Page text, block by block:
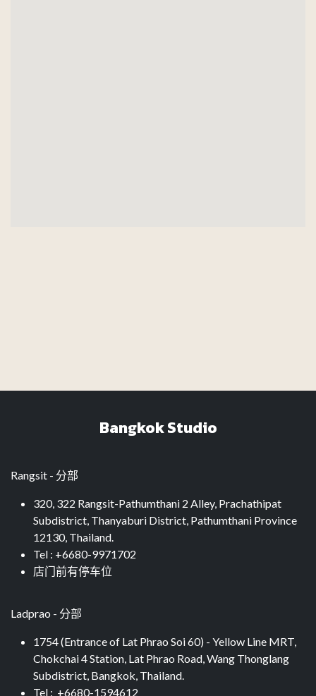
Bangkok Studio
Rangsit - 分部
320, 322 Rangsit-Pathumthani 2 Alley, Prachathipat
Subdistrict, Thanyaburi District, Pathumthani Province
12130, Thailand.
Tel : +6680-9971702
店门前有停车位
Ladprao - 分部
1754 (Entrance of Lat Phrao Soi 60) - Yellow Line MRT,
Chokchai 4 Station, Lat Phrao Road, Wang Thonglang
Subdistrict, Bangkok, Thailand.​
Tel : +6680-1594612